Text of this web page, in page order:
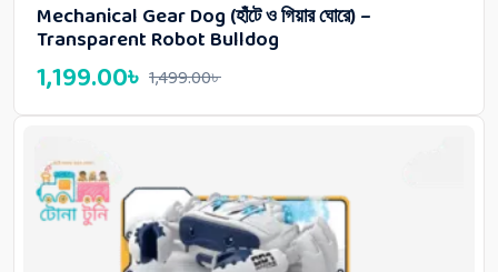
Mechanical Gear Dog (হাঁটে ও গিয়ার ঘোরে) –
Transparent Robot Bulldog
1,499.00৳
1,199.00৳